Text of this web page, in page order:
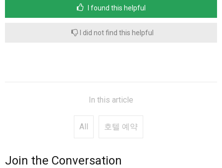
I found this helpful
I did not find this helpful
In this article
All 호텔 예약
Join the Conversation